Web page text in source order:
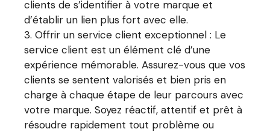
clients de s’identifier à votre marque et
d’établir un lien plus fort avec elle.
Offrir un service client exceptionnel : Le
service client est un élément clé d’une
expérience mémorable. Assurez-vous que vos
clients se sentent valorisés et bien pris en
charge à chaque étape de leur parcours avec
votre marque. Soyez réactif, attentif et prêt à
résoudre rapidement tout problème ou